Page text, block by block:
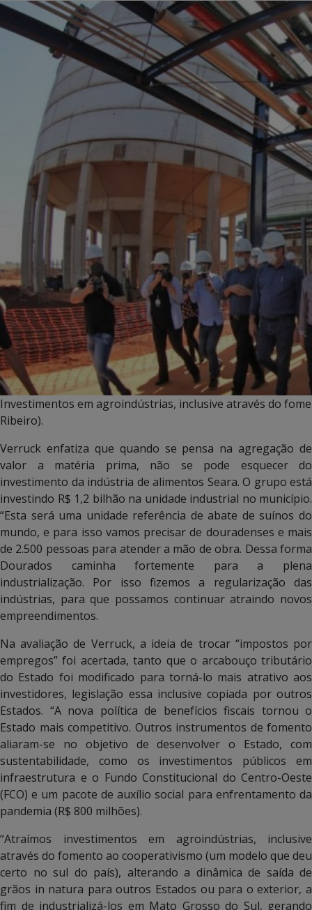
Investimentos em agroindústrias, inclusive através do
Ribeiro).
Verruck enfatiza que quando se pensa na agregação de
valor a matéria prima, não se pode esquecer do
investimento da indústria de alimentos Seara. O grupo está
investindo R$ 1,2 bilhão na unidade industrial no município.
“Esta será uma unidade referência de abate de suínos do
mundo, e para isso vamos precisar de douradenses e mais
de 2.500 pessoas para atender a mão de obra. Dessa forma
Dourados caminha fortemente para a plena
industrialização. Por isso fizemos a regularização das
indústrias, para que possamos continuar atraindo novos
empreendimentos.
Na avaliação de Verruck, a ideia de trocar “impostos por
empregos” foi acertada, tanto que o arcabouço tributário
do Estado foi modificado para torná-lo mais atrativo aos
investidores, legislação essa inclusive copiada por outros
Estados. “A nova política de benefícios fiscais tornou o
Estado mais competitivo. Outros instrumentos de fomento
aliaram-se no objetivo de desenvolver o Estado, com
sustentabilidade, como os investimentos públicos em
infraestrutura e o Fundo Constitucional do Centro-Oeste
(FCO) e um pacote de auxílio social para enfrentamento da
pandemia (R$ 800 milhões).
“Atraímos investimentos em agroindústrias, inclusive
através do fomento ao cooperativismo (um modelo que deu
certo no sul do país), alterando a dinâmica de saída de
grãos in natura para outros Estados ou para o exterior, a
fim de industrializá-los em Mato Grosso do Sul, gerando